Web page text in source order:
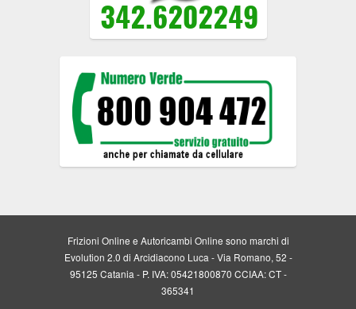
Frizioni Online e Autoricambi Online sono marchi di
Evolution 2.0 di Arcidiacono Luca - Via Romano, 52 -
95125 Catania - P. IVA: 05421800870 CCIAA: CT -
365341